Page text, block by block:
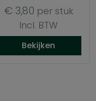
€ 3,80 per stuk
Incl. BTW
Bekijken